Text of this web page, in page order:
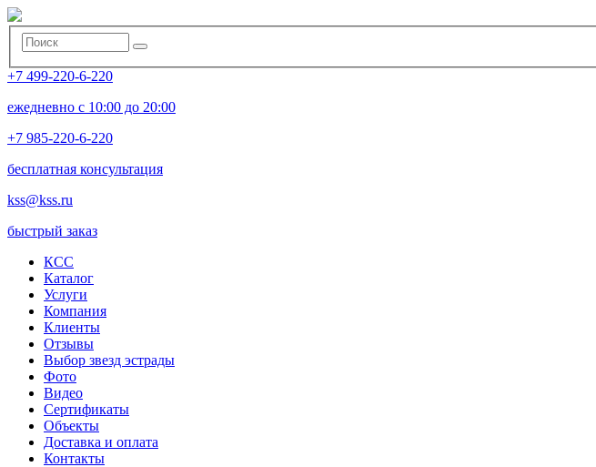
+7 499-220-6-220
ежедневно с 10:00 до 20:00
+7 985-220-6-220
бесплатная консультация
kss@kss.ru
быстрый заказ
КСС
Каталог
Услуги
Компания
Клиенты
Oтзывы
Выбор звезд эстрады
Фото
Видео
Сертификаты
Объекты
Доставка и оплата
Контакты